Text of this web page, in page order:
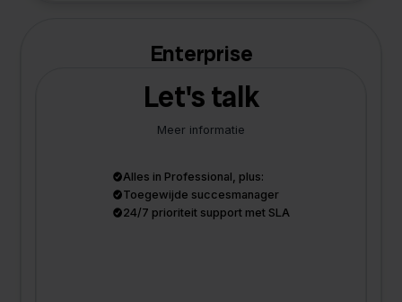
Enterprise
Let's talk
Meer informatie
Alles in Professional, plus:
Toegewijde succesmanager
24/7 prioriteit support met SLA